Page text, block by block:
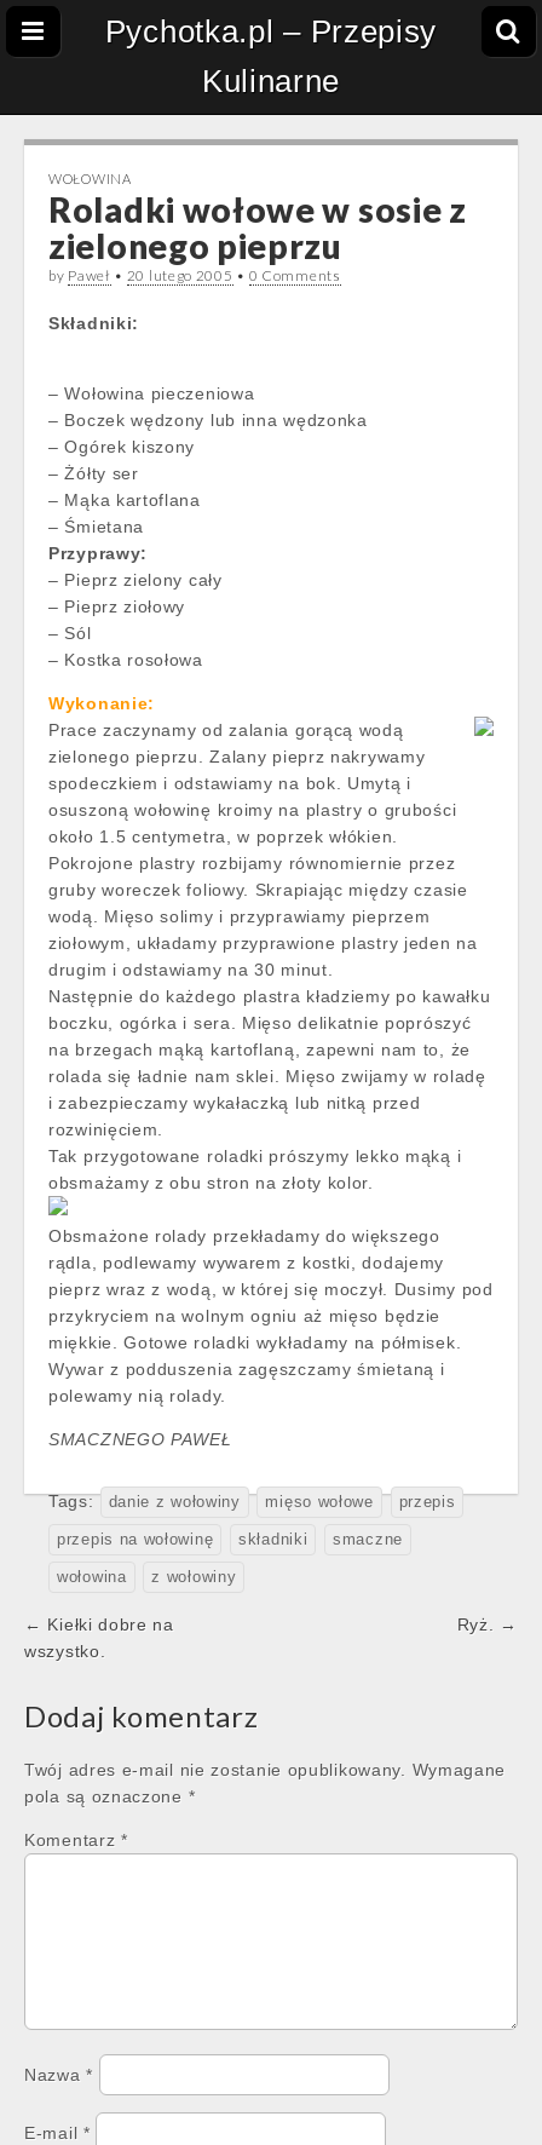
Pychotka.pl – Przepisy
Kulinarne
WOŁOWINA
Roladki wołowe w sosie z
zielonego pieprzu
by Paweł • 20 lutego 2005 • 0 Comments
Składniki:
– Wołowina pieczeniowa
– Boczek wędzony lub inna wędzonka
– Ogórek kiszony
– Żółty ser
– Mąka kartoflana
– Śmietana
Przyprawy:
– Pieprz zielony cały
– Pieprz ziołowy
– Sól
– Kostka rosołowa
Wykonanie:
Prace zaczynamy od zalania gorącą wodą
zielonego pieprzu. Zalany pieprz nakrywamy
spodeczkiem i odstawiamy na bok. Umytą i
osuszoną wołowinę kroimy na plastry o grubości
około 1.5 centymetra, w poprzek włókien.
Pokrojone plastry rozbijamy równomiernie przez
gruby woreczek foliowy. Skrapiając między czasie
wodą. Mięso solimy i przyprawiamy pieprzem
ziołowym, układamy przyprawione plastry jeden na
drugim i odstawiamy na 30 minut.
Następnie do każdego plastra kładziemy po kawałku
boczku, ogórka i sera. Mięso delikatnie poprószyć
na brzegach mąką kartoflaną, zapewni nam to, że
rolada się ładnie nam sklei. Mięso zwijamy w roladę
i zabezpieczamy wykałaczką lub nitką przed
rozwinięciem.
Tak przygotowane roladki prószymy lekko mąką i
obsmażamy z obu stron na złoty kolor.
Obsmażone rolady przekładamy do większego
rądla, podlewamy wywarem z kostki, dodajemy
pieprz wraz z wodą, w której się moczył. Dusimy pod
przykryciem na wolnym ogniu aż mięso będzie
miękkie. Gotowe roladki wykładamy na półmisek.
Wywar z podduszenia zagęszczamy śmietaną i
polewamy nią rolady.
SMACZNEGO PAWEŁ
Tags: danie z wołowiny mięso wołowe przepis
przepis na wołowinę składniki smaczne
wołowina z wołowiny
Post
navigation
← Kiełki dobre na
wszystko.
Ryż. →
Dodaj komentarz
Twój adres e-mail nie zostanie opublikowany.
Wymagane
pola są oznaczone *
Komentarz *
Nazwa*
E-mail *